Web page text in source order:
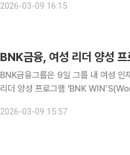
옥동 신한금융 회장을 비롯해 그룹 여
2026-03-09 16:15
BNK금융, 여성 리더 양성 프
BNK금융그룹은 9일 그룹 내 여성 인
리더 양성 프로그램 'BNK
공유하고 해결 방안을 모색하는 실무
2026-03-09 15:57